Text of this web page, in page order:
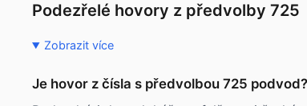
Podezřelé hovory z předvolby 725
Zobrazit více
Je hovor z čísla s předvolbou 725 podvod?